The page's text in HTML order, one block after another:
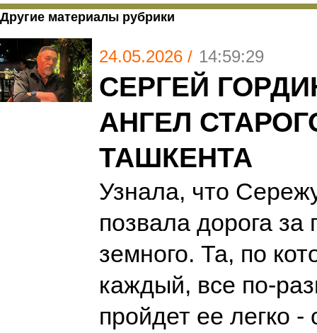
Другие материалы рубрики
24.05.2026 / 14:59:29
СЕРГЕЙ
АНГЕЛ
ТАШКЕНТА
Узнала, что
позвала дорога
земного. Та, по
каждый, все по-
пройдет ее легко -